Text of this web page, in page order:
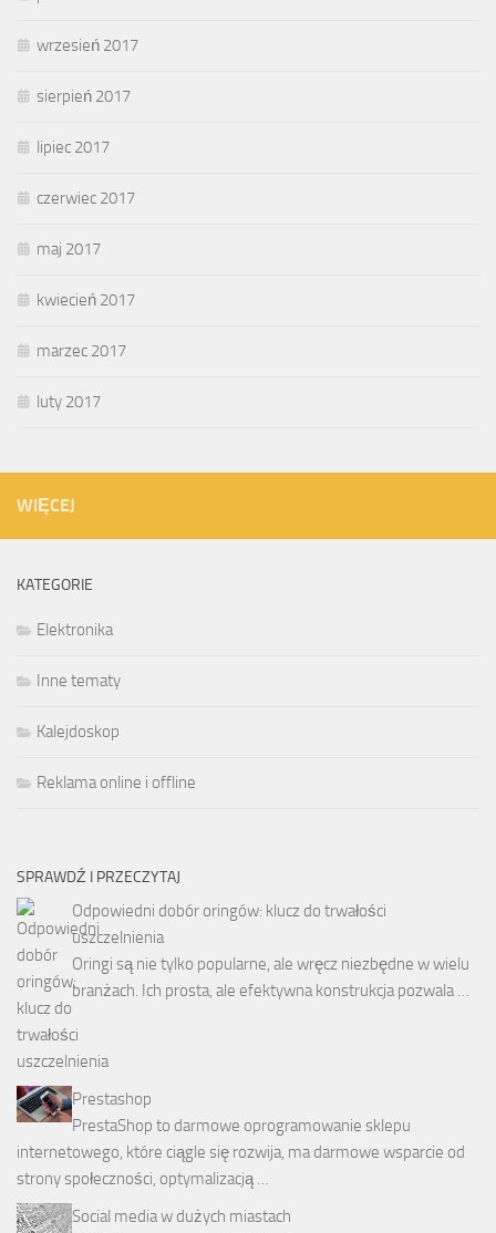
wrzesień 2017
sierpień 2017
lipiec 2017
czerwiec 2017
maj 2017
kwiecień 2017
marzec 2017
luty 2017
WIĘCEJ
KATEGORIE
Elektronika
Inne tematy
Kalejdoskop
Reklama online i offline
SPRAWDŹ I PRZECZYTAJ
Odpowiedni dobór oringów: klucz do trwałości
uszczelnienia
Oringi są nie tylko popularne, ale wręcz niezbędne w wielu
branżach. Ich prosta, ale efektywna konstrukcja pozwala …
Prestashop
PrestaShop to darmowe oprogramowanie sklepu
internetowego, które ciągle się rozwija, ma darmowe wsparcie od
strony społeczności, optymalizacją …
Social media w dużych miastach